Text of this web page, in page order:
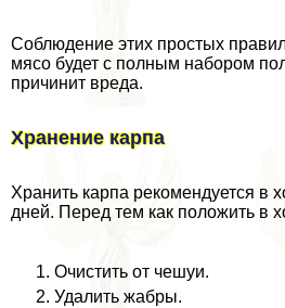
Соблюдение этих простых
мясо будет с полным набором
причинит вреда.
Хранение карпа
Хранить карпа рекомендуется в
дней. Перед тем как положить в
Очистить от чешуи.
Удалить жабры.